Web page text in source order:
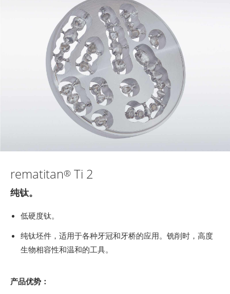
rematitan® Ti 2
纯钛。
低硬度钛。
纯钛坯件，适用于各种牙冠和牙桥的应用。铣削时，高度
生物相容性和温和的工具。
产品优势：